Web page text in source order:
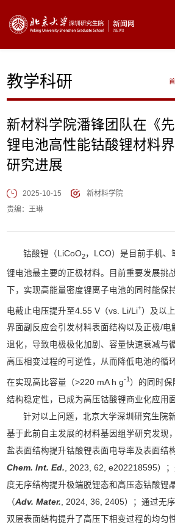
教学科研
新材料学院潘锋团队在《
锂电池高性能钴酸锂材料
研究进展
2025-10-15
新材料学院
责编：王琳
钴酸锂（LiCoO2，LCO）是目前手机
锂电池最主要的正极材料。目前重要发展挑
下，实现高能量密度锂离子电池的同时能保
电截止电压提升至4.55 V（vs. Li/Li+）及以
界面副反应会引发材料表面结构以及正极/电
退化，导致电极极化加剧、容量快速衰减与
高压相变过程的可逆性，从而降低电池的循
在实现高比容量（>220 mA h g-1）的同时保
结构稳定性，已成为高压钴酸锂商业化应用
针对以上问题，北京大学深圳研究生院
基于此前自主发展的材料基因组学研究发现
盐表面结构提升钴酸锂表面电导率及表面结
Chem. Int. Ed. , 2023, 62, e202218595）
度无序结构提升极端脱锂态和高压态钴酸锂
（Adv. Mater. , 2024, 36, 2405）；通过无
双层表面结构提升了高压下相变过程的均匀